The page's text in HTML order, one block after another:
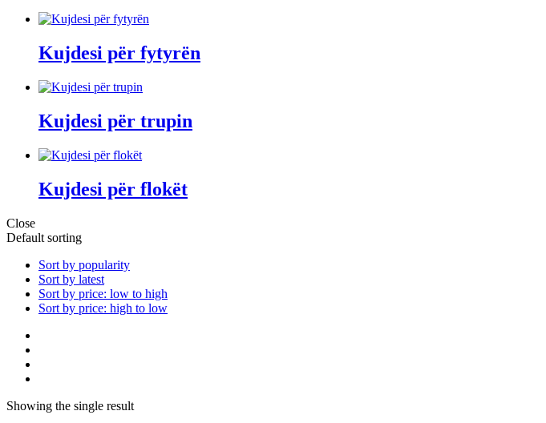
Kujdesi për fytyrën
Kujdesi për trupin
Kujdesi për flokët
Close
Default sorting
Sort by popularity
Sort by latest
Sort by price: low to high
Sort by price: high to low
Showing the single result